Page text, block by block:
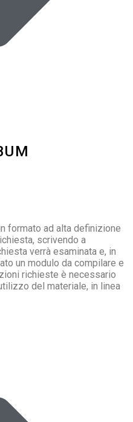
formato ad alta definizione
scrivendo a
verrà esaminata e, in
un modulo da compilare e
richieste è necessario
del materiale, in linea